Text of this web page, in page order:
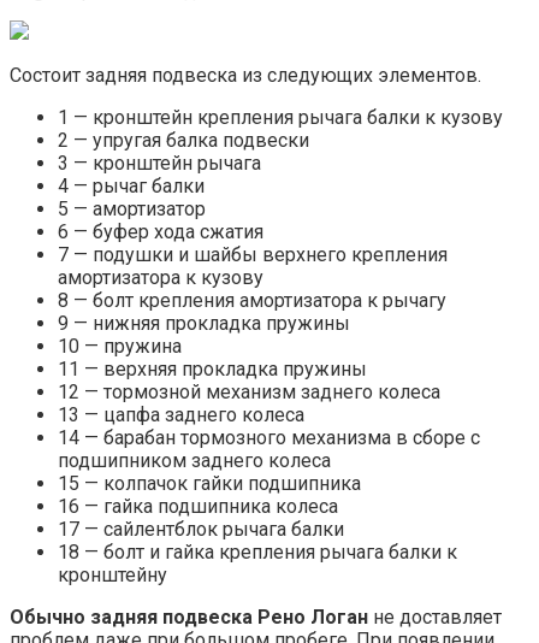
Состоит задняя подвеска из следующих элементов.
1 — кронштейн крепления рычага балки к кузову
2 — упругая балка подвески
3 — кронштейн рычага
4 — рычаг балки
5 — амортизатор
6 — буфер хода сжатия
7 — подушки и шайбы верхнего крепления
амортизатора к кузову
8 — болт крепления амортизатора к рычагу
9 — нижняя прокладка пружины
10 — пружина
11 — верхняя прокладка пружины
12 — тормозной механизм заднего колеса
13 — цапфа заднего колеса
14 — барабан тормозного механизма в сборе с
подшипником заднего колеса
15 — колпачок гайки подшипника
16 — гайка подшипника колеса
17 — сайлентблок рычага балки
18 — болт и гайка крепления рычага балки к
кронштейну
Обычно задняя подвеска Рено Логан не доставляет